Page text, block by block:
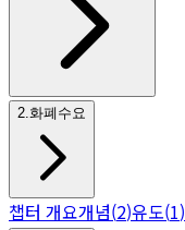
2 화폐수요
챕터 개요개념(2)유도(1)